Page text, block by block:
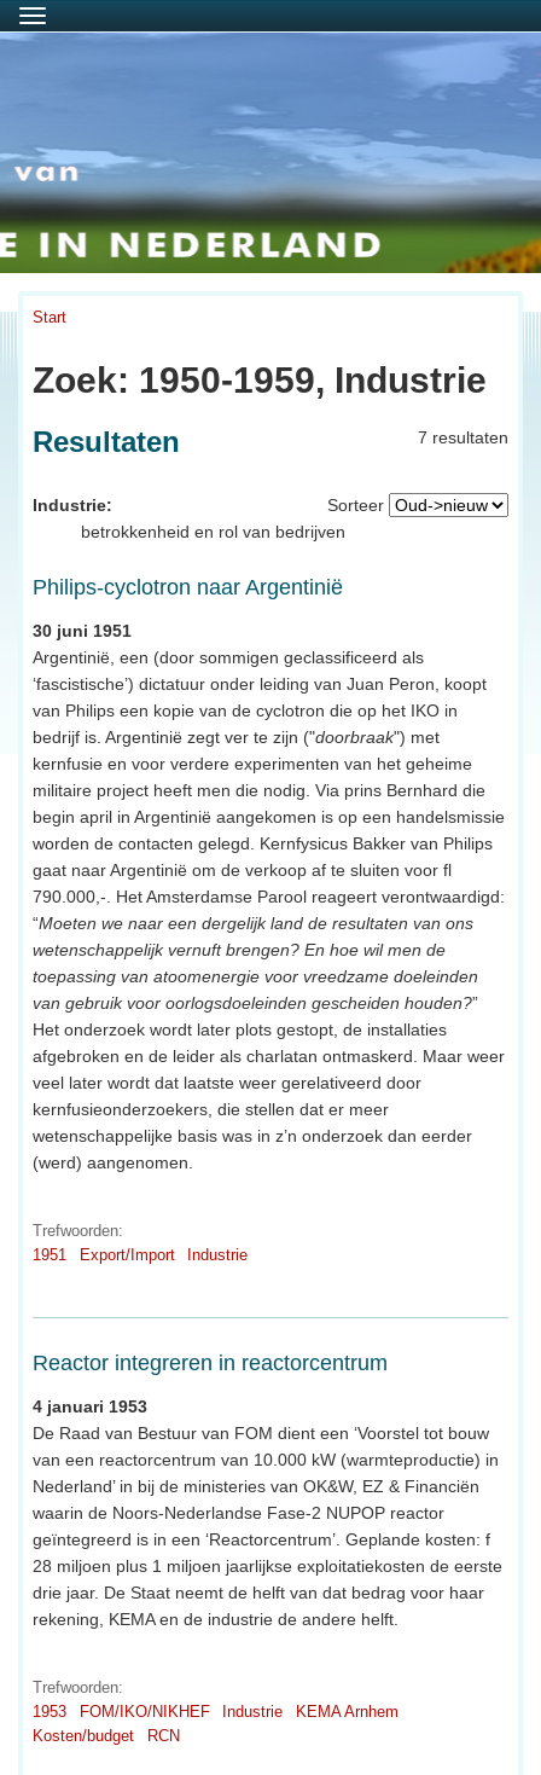
Menu
Start
Zoek: 1950-1959, Industrie
7 resultaten
Resultaten
Sorteer
Industrie:
betrokkenheid en rol van bedrijven
Philips-cyclotron naar Argentinië
30 juni 1951
Argentinië, een (door sommigen geclassificeerd als
‘fascistische’) dictatuur onder leiding van Juan Peron, koopt
van Philips een kopie van de cyclotron die op het IKO in
bedrijf is. Argentinië zegt ver te zijn ("doorbraak") met
kernfusie en voor verdere experimenten van het geheime
militaire project heeft men die nodig. Via prins Bernhard die
begin april in Argentinië aangekomen is op een handelsmissie
worden de contacten gelegd. Kernfysicus Bakker van Philips
gaat naar Argentinië om de verkoop af te sluiten voor fl
790.000,-. Het Amsterdamse Parool reageert verontwaardigd:
“Moeten we naar een dergelijk land de resultaten van ons
wetenschappelijk vernuft brengen? En hoe wil men de
toepassing van atoomenergie voor vreedzame doeleinden
van gebruik voor oorlogsdoeleinden gescheiden houden?”
Het onderzoek wordt later plots gestopt, de installaties
afgebroken en de leider als charlatan ontmaskerd. Maar weer
veel later wordt dat laatste weer gerelativeerd door
kernfusieonderzoekers, die stellen dat er meer
wetenschappelijke basis was in z’n onderzoek dan eerder
(werd) aangenomen.
Trefwoorden:
1951
Export/Import Industrie
Reactor integreren in reactorcentrum
4 januari 1953
De Raad van Bestuur van FOM dient een ‘Voorstel tot bouw
van een reactorcentrum van 10.000 kW (warmteproductie) in
Nederland’ in bij de ministeries van OK&W, EZ & Financiën
waarin de Noors-Nederlandse Fase-2 NUPOP reactor
geïntegreerd is in een ‘Reactorcentrum’. Geplande kosten: f
28 miljoen plus 1 miljoen jaarlijkse exploitatiekosten de eerste
drie jaar. De Staat neemt de helft van dat bedrag voor haar
rekening, KEMA en de industrie de andere helft.
Trefwoorden:
1953
FOM/IKO/NIKHEF Industrie
KEMA Arnhem
Kosten/budget
RCN